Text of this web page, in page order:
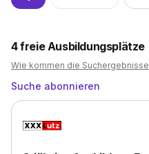
4freie Ausbildungsplätze
Wie kommen die
Suche abonnieren